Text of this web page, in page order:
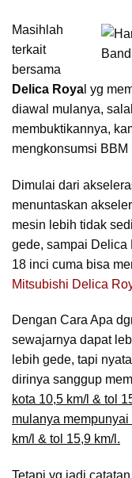
Masihlah
terkait
bersama
Delica Roya l yg
diawal mulanya,
membuktikannya,
mengkonsumsi
Dimulai dari
menuntaskan
mesin lebih tidak
gede, sampai Delica
18 inci cuma bisa
Mitsubishi Delica
Dengan Cara Apa
sewajarnya dapat
lebih gede, tapi
dirinya sanggup
kota 10,5 km/l & tol
mulanya
km/l & tol 15,9 km/l.